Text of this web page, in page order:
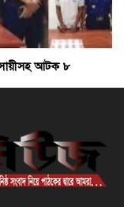
আটক ৮